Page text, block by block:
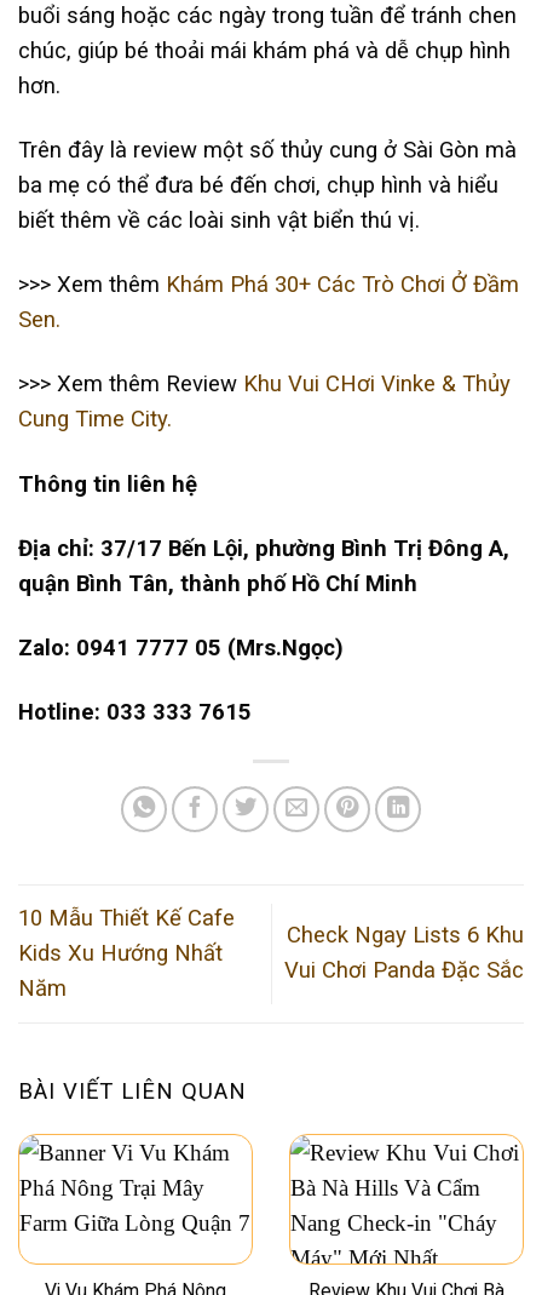
buổi sáng hoặc các ngày trong tuần để tránh chen
chúc, giúp bé thoải mái khám phá và dễ chụp hình
hơn.
Trên đây là review một số thủy cung ở Sài Gòn mà
ba mẹ có thể đưa bé đến chơi, chụp hình và hiểu
biết thêm về các loài sinh vật biển thú vị.
>>> Xem thêm Khám Phá 30+ Các Trò Chơi Ở Đầm
Sen.
>>> Xem thêm Review Khu Vui CHơi Vinke & Thủy
Cung Time City.
Thông tin liên hệ
Địa chỉ: 37/17 Bến Lội, phường Bình Trị Đông A,
quận Bình Tân, thành phố Hồ Chí Minh
Zalo: 0941 7777 05 (Mrs.Ngọc)
Hotline: 033 333 7615
10 Mẫu Thiết Kế Cafe
Kids Xu Hướng Nhất
Năm
Check Ngay Lists 6 Khu
Vui Chơi Panda Đặc Sắc
BÀI VIẾT LIÊN QUAN